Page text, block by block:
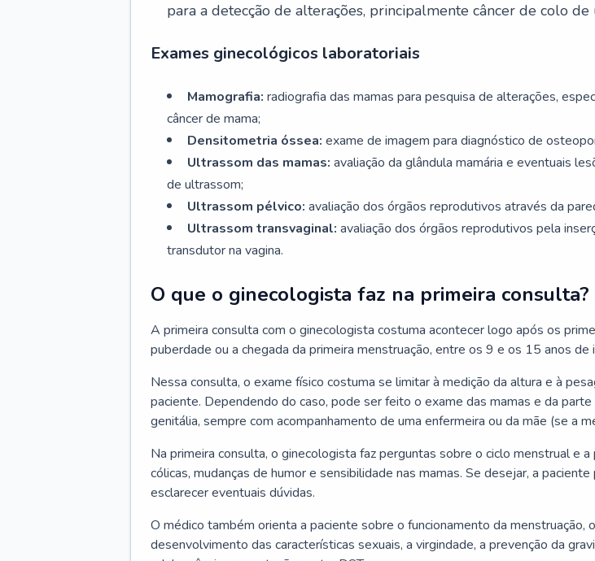
para a detecção de alterações, principalmente câncer de colo de
Exames ginecológicos laboratoriais
Mamografia: radiografia das mamas para pesquisa de alterações,
câncer de mama;
Densitometria óssea: exame de imagem para diagnóstico de
Ultrassom das mamas: avaliação da glândula mamária e eventuais
de ultrassom;
Ultrassom pélvico: avaliação dos órgãos reprodutivos através da
Ultrassom transvaginal: avaliação dos órgãos reprodutivos pela
transdutor na vagina.
O que o ginecologista faz na primeira consulta?
A primeira consulta com o ginecologista costuma acontecer logo após os
puberdade ou a chegada da primeira menstruação, entre os 9 e os 15 anos de
Nessa consulta, o exame físico costuma se limitar à medição da altura e à
paciente. Dependendo do caso, pode ser feito o exame das mamas e da
genitália, sempre com acompanhamento de uma enfermeira ou da mãe (se a
Na primeira consulta, o ginecologista faz perguntas sobre o ciclo menstrual e a
cólicas, mudanças de humor e sensibilidade nas mamas. Se desejar, a paciente
esclarecer eventuais dúvidas.
O médico também orienta a paciente sobre o funcionamento da menstruação, o
desenvolvimento das características sexuais, a virgindade, a prevenção da